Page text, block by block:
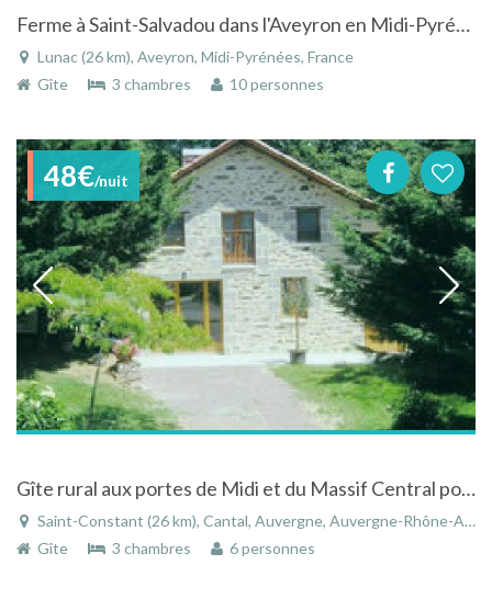
Ferme à Saint-Salvadou dans l'Aveyron en Midi-Pyrénées avec piscine privée
Lunac (26 km), Aveyron, Midi-Pyrénées, France
Gîte
3 chambres 10 personnes
48€/nuit
Gîte rural aux portes de Midi et du Massif Central pour vos vacances à Saint-Constant dans le Cantal
Saint-Constant (26 km), Cantal, Auvergne, Auvergne-Rhône-Alpes, France
Gîte
3 chambres 6 personnes